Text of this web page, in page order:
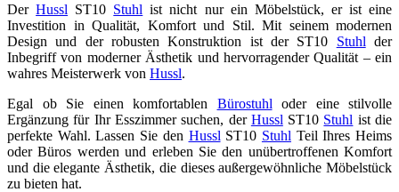
DerHussl ST10 Stuhl ist nicht nur ein Möbelstück, er ist eine
Investition in Qualität, Komfort und Stil. Mit seinem modernen
Design und der robusten Konstruktion ist der ST10 Stuhl der
Inbegriff von moderner Ästhetik und hervorragender Qualität – ein
wahres Meisterwerk von Hussl.
Egal ob Sie einen komfortablen Bürostuhl oder eine stilvolle
Ergänzung für Ihr Esszimmer suchen, der Hussl ST10 Stuhl ist die
perfekte Wahl. Lassen Sie den Hussl ST10 Stuhl Teil Ihres Heims
oder Büros werden und erleben Sie den unübertroffenen Komfort
und die elegante Ästhetik, die dieses außergewöhnliche Möbelstück
zu bieten hat.